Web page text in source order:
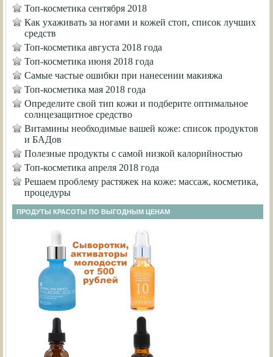
Топ-косметика сентября 2018
Как ухаживать за ногами и кожей стоп, список лучших
средств
Топ-косметика августа 2018 года
Топ-косметика июня 2018 года
Самые частые ошибки при нанесении макияжа
Топ-косметика мая 2018 года
Определите свой тип кожи и подберите оптимальное
солнцезащитное средство
Витамины необходимые вашей коже: список продуктов
и БАДов
Полезные продукты с самой низкой калорийностью
Топ-косметика апреля 2018 года
Решаем проблему растяжек на коже: массаж, косметика,
процедуры
ПРОДУТЫ КРАСОТЫ ПО ВЫГОДНЫМ ЦЕНАМ